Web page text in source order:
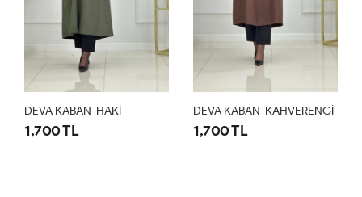
DEVA KABAN-HAKİ
1,700 TL
DEVA KABAN-KAHVERENGİ
1,700 TL